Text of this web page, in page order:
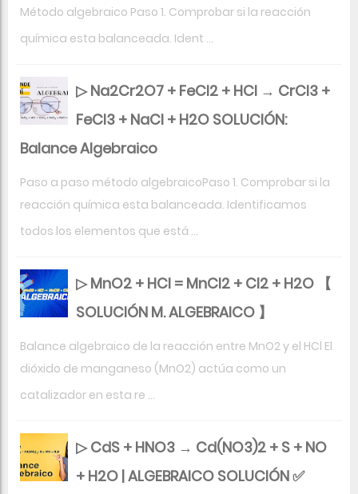
Método algebraico Paso 1. Comprobar si la reacción
química esta balanceada. Ident ...
▷ Na2Cr2O7 + FeCl2 + HCl → CrCl3 +
FeCl3 + NaCl + H2O SOLUCIÓN:
Balance Algebraico
Paso a paso método algebraicoPaso 1. Comprobar si la
reacción química esta balanceada. Identificamos
todos los elementos que está ...
▷ MnO2 + HCl = MnCl2 + Cl2 + H2O 【
SOLUCIÓN M. ALGEBRAICO 】
Balance algebraico de la reacción entre MnO2 y el HCl El
dióxido de manganeso (MnO2) actúa como un
catalizador en esta re ...
▷ CdS + HNO3 → Cd(NO3)2 + S + NO
+ H2O | ALGEBRAICO SOLUCIÓN ✅